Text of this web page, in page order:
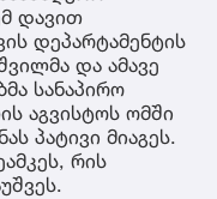
დავით
დეპარტამენტის
და ამავე
სანაპირო
აგვისტოს ომში
პატივი მიაგეს.
რის